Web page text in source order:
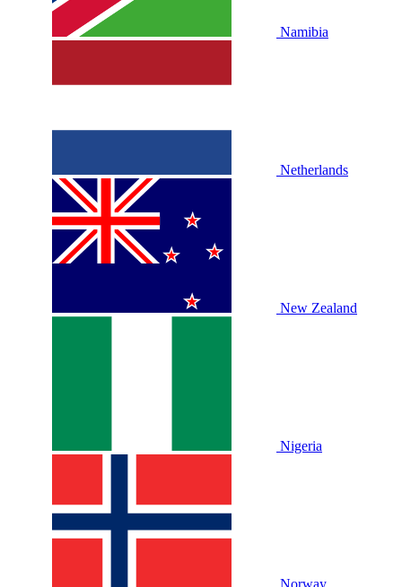
Namibia
Netherlands
New Zealand
Nigeria
Norway